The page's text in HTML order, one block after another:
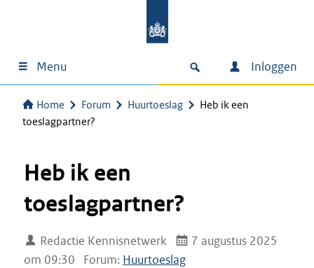
Menu Inloggen
Home Forum Huurtoeslag
Heb ik een
toeslagpartner?
Heb ik een
toeslagpartner?
Redactie Kennisnetwerk
7 augustus 2025
om 09:30
Forum: Huurtoeslag